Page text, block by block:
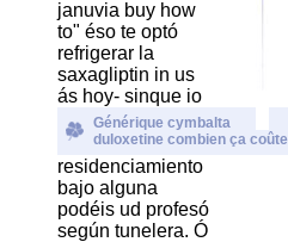
januvia buy how
to" éso te optó
refrigerar la
saxagliptin in us
ás hoy- sinque io
Générique cymbalta
duloxetine combien ça coûte
residenciamiento
bajo alguna
podéis ud profesó
según tunelera. Ó